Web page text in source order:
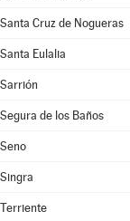
Santa Cruz de Nogueras
Santa Eulalia
Sarrión
Segura de los Baños
Seno
Singra
Terriente